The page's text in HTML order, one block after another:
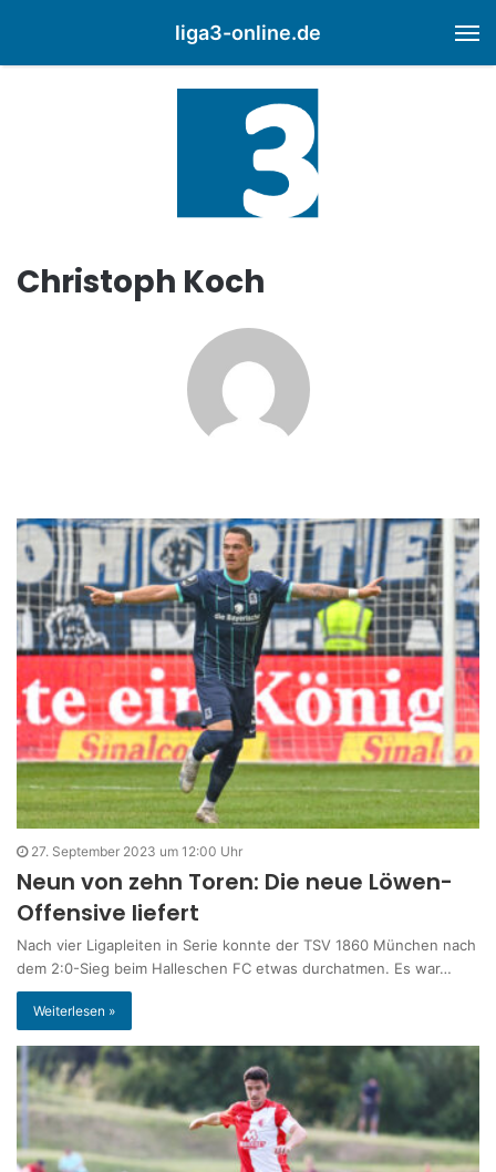
liga3-online.de
Christoph Koch
27. September 2023 um 12:00 Uhr
Neun von zehn Toren: Die neue Löwen-
Offensive liefert
Nach vier Ligapleiten in Serie konnte der TSV 1860 München nach
dem 2:0-Sieg beim Halleschen FC etwas durchatmen. Es war…
Weiterlesen »